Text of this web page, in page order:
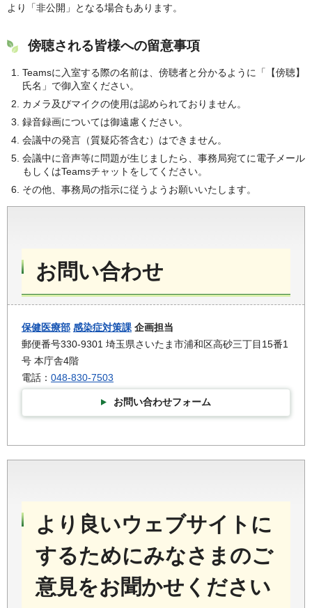
より「非公開」となる場合もあります。
傍聴される皆様への留意事項
Teamsに入室する際の名前は、傍聴者と分かるように「【傍聴】
氏名」で御入室ください。
カメラ及びマイクの使用は認められておりません。
録音録画については御遠慮ください。
会議中の発言（質疑応答含む）はできません。
会議中に音声等に問題が生じましたら、事務局宛てに電子メール
もしくはTeamsチャットをしてください。
その他、事務局の指示に従うようお願いいたします。
お問い合わせ
保健医療部 感染症対策課 企画担当
郵便番号330-9301 埼玉県さいたま市浦和区高砂三丁目15番1
号 本庁舎4階
電話： 048-830-7503
お問い合わせフォーム
より良いウェブサイトに
するためにみなさまのご
意見をお聞かせください